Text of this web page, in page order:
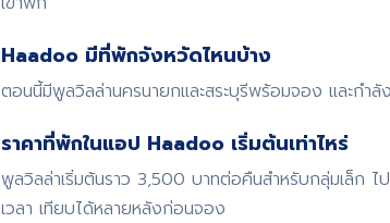
Haadoo มีที่พักจังหวัดไหนบ้าง
ตอนนี้มีพูลวิลล่านครนายกและสระบุรีพร้อมจอง และกำ
ราคาที่พักในแอป Haadoo เริ่มต้นเท่าไหร่
พูลวิลล่าเริ่มต้นราว 3,500 บาทต่อคืนสำหรับกลุ่มเล็ก
เวลา เทียบได้หลายหลังก่อนจอง